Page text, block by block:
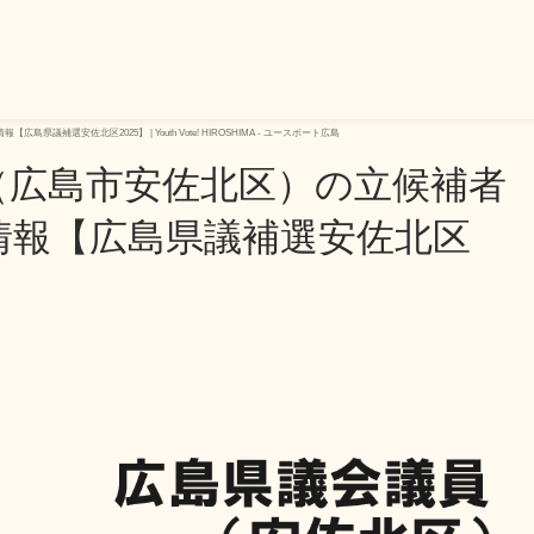
広島県議補選安佐北区2025】 | Youth Vote! HIROSHIMA - ユースボート広島
島市安佐北区）の立候補者
【広島県議補選安佐北区